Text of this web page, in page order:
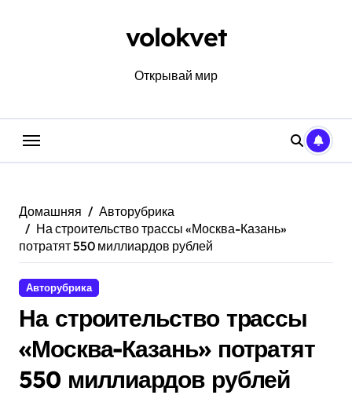
volokvet
Открывай мир
Домашняя
Авторубрика
На строительство трассы «Москва-Казань»
потратят 550 миллиардов рублей
Авторубрика
На строительство трассы
«Москва-Казань» потратят
550 миллиардов рублей